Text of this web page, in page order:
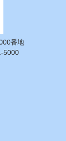
番地
5000